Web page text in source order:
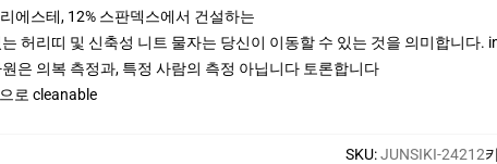
에스테, 12% 스판덱스에서 건설하는
허리띠 및 신축성 니트 물자는 당신이 이동할 수 있는 것을 의미합니다.
은 의복 측정과, 특정 사람의 측정 아닙니다 토론합니다
로 cleanable
SKU:JUNSIKI-24212